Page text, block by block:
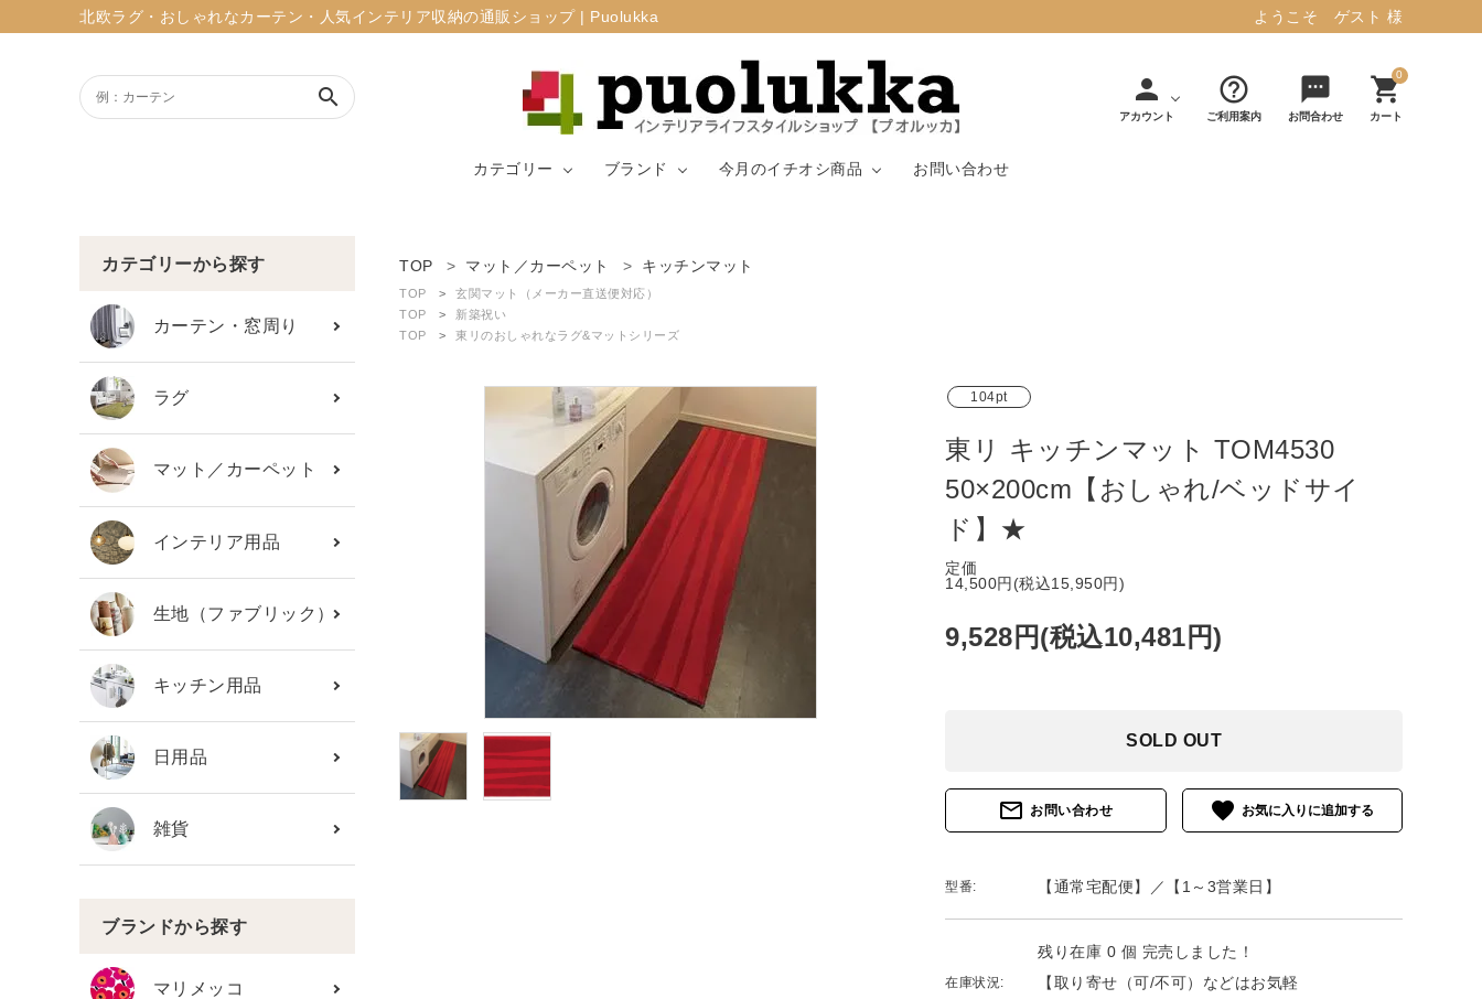
北欧ラグ・おしゃれなカーテン・人気インテリア収納の通販ショップ | Puolukka ようこそ ゲスト 様
search person
アカウント
help_outline
ご利用案内
sms
お問合わせ
0
shopping_cart
カート
カテゴリー
カーテン・窓周
り
生地（ファブリ
ブランド
マリメッコ
今月のイチオシ商品
詳しく見る
お問い合わせ
ようこそ ゲスト 様
ログイン person 新規会員登録
カテゴリーから探す
ブランド
ガイドライン
カテゴリーから探す
カーテン・窓周り
ラグ
マット／カーペット
インテリア用品
生地（ファブリック）
キッチン用品
日用品
雑貨
ブランドから探す
マリメッコ
TOP マット／カーペット キッチンマット
TOP
玄関マット（メーカー直送便対応）
TOP
新築祝い
TOP
東リのおしゃれなラグ&マットシリーズ
104pt
東リ キッチンマット TOM4530
50×200cm【おしゃれ/ベッドサイ
ド】★
定価
14,500円(税込15,950円)
9,528円(税込10,481円)
SOLD OUT
mail_outline お問い合わせ favorite
型番: 【通常宅配便】／【1～3営業日】
在庫状況:
残り在庫 0 個 完売しました！
【取り寄せ（可/不可）などはお気軽